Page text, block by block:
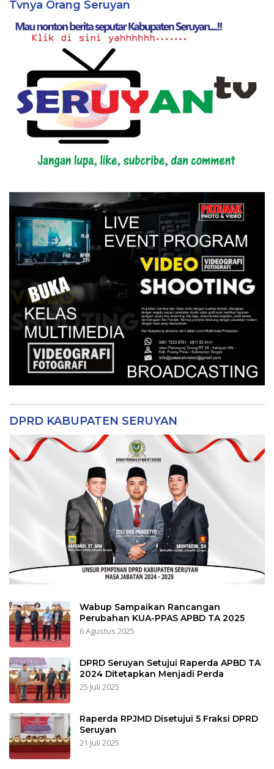
Tvnya Orang Seruyan
DPRD KABUPATEN SERUYAN
Wabup Sampaikan Rancangan
Perubahan KUA-PPAS APBD TA 2025
6 Agustus 2025
DPRD Seruyan Setujui Raperda APBD TA
2024 Ditetapkan Menjadi Perda
25 Juli 2025
Raperda RPJMD Disetujui 5 Fraksi DPRD
Seruyan
21 Juli 2025